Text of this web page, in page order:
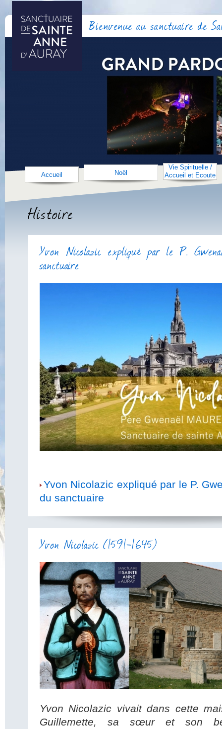
Bienvenue au sanctuaire de
Accueil Noël
Vie Spirituelle /
Accueil et Ecoute
Histoire
Yvon Nicolazic expliqué par le P. Gwenaël Maurey, recteur du
sanctuaire
Yvon Nicolazic expliqué par le P.
du sanctuaire
Yvon Nicolazic (1591-1645)
Yvon Nicolazic vivait dans cette
Guillemette, sa sœur et son